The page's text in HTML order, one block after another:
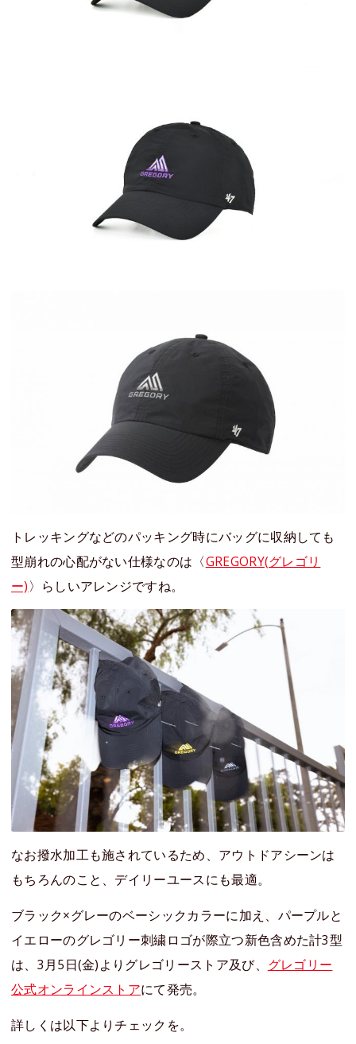
トレッキングなどのパッキング時にバッグに収納しても
型崩れの心配がない仕様なのは〈GREGORY(グレゴリ
ー)〉らしいアレンジですね。
なお撥水加工も施されているため、アウトドアシーンは
もちろんのこと、デイリーユースにも最適。
ブラック×グレーのベーシックカラーに加え、パープルと
イエローのグレゴリー刺繍ロゴが際立つ新色含めた計3型
は、3月5日(金)よりグレゴリーストア及び、 グレゴリー
公式オンラインストアにて発売。
詳しくは以下よりチェックを。